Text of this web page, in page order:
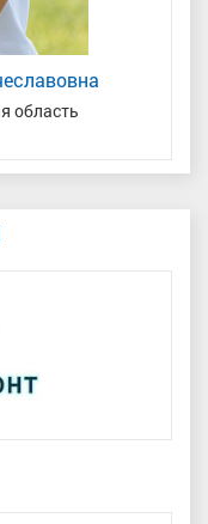
область